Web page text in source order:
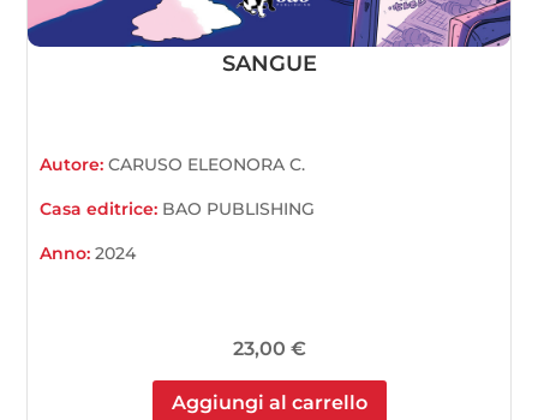
SANGUE
Autore:CARUSO ELEONORA C.
Casa editrice: BAO PUBLISHING
Anno:2024
23,00 €
Aggiungi al carrello